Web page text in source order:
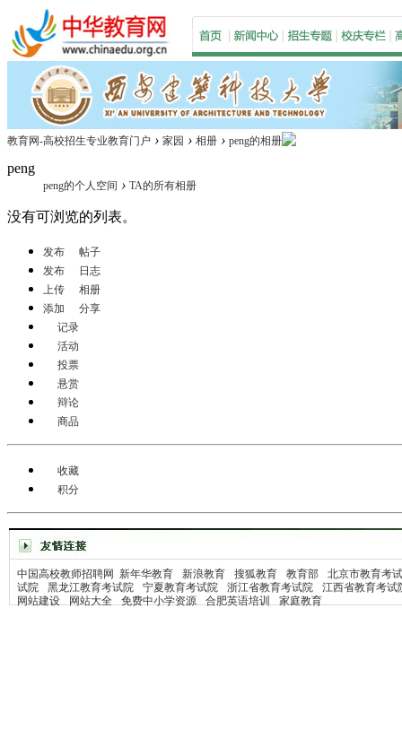
教育网-高校招生专业教育门户 › 家园 › 相册 › peng的相册
peng
peng的个人空间 › TA的所有相册
没有可浏览的列表。
发布
帖子
发布
日志
上传
相册
添加
分享
记录
活动
投票
悬赏
辩论
商品
收藏
积分
中国高校教师招聘网 新年华教育 新浪教育 搜狐教育 教育部
北京市教育考
试院
黑龙江教育考试院 宁夏教育考试院 浙江省教育考试院
江西省教育考试
网站建设
网站大全 免费中小学资源 合肥英语培训 家庭教育